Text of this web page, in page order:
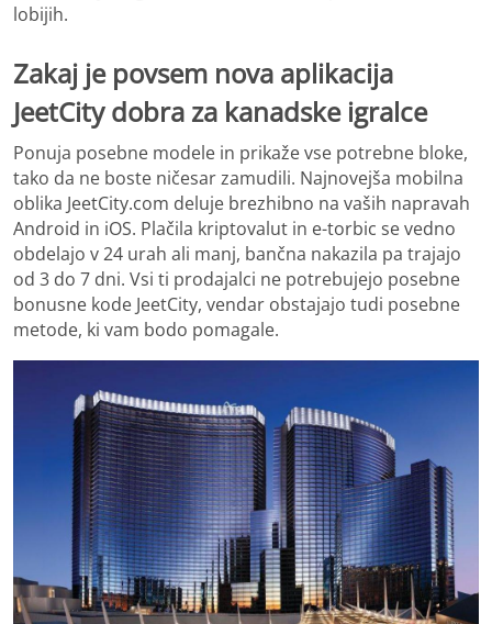
lobijih.
Zakaj je povsem nova aplikacija
JeetCity dobra za kanadske igralce
Ponuja posebne modele in prikaže vse potrebne bloke,
tako da ne boste ničesar zamudili. Najnovejša mobilna
oblika JeetCity.com deluje brezhibno na vaših napravah
Android in iOS. Plačila kriptovalut in e-torbic se vedno
obdelajo v 24 urah ali manj, bančna nakazila pa trajajo
od 3 do 7 dni. Vsi ti prodajalci ne potrebujejo posebne
bonusne kode JeetCity, vendar obstajajo tudi posebne
metode, ki vam bodo pomagale.